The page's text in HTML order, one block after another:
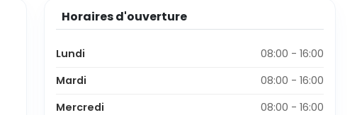
Horaires d'ouverture
Lundi
08:00 - 16:00
Mardi
08:00 - 16:00
Mercredi
08:00 - 16:00